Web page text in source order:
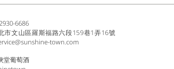
6686
市文山區羅斯福路六段159巷1弄16號
town.com
堂葡萄酒